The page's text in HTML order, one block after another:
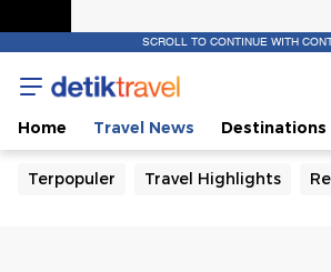
SCROLL TO CONTINUE WITH
Home Travel News Destinations
Terpopuler Travel Highlights